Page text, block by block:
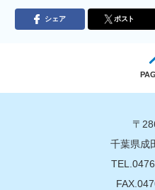
シェア ポスト
〒
千葉県成